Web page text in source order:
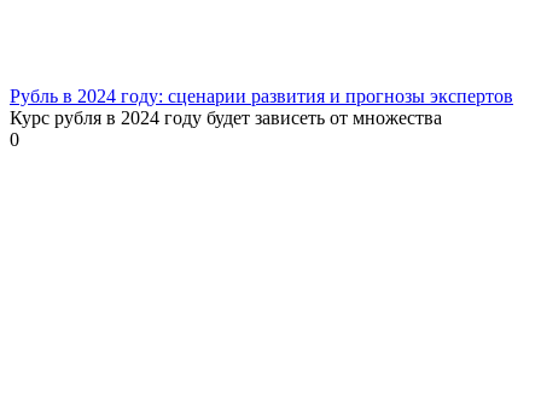
Рубль в 2024 году: сценарии развития и прогнозы экспертов
Курс рубля в 2024 году будет зависеть от множества
0